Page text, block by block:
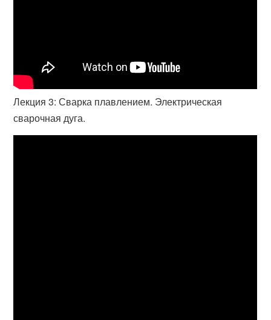
Лекция 3: Сварка плавлением. Электрическая
сварочная дуга.